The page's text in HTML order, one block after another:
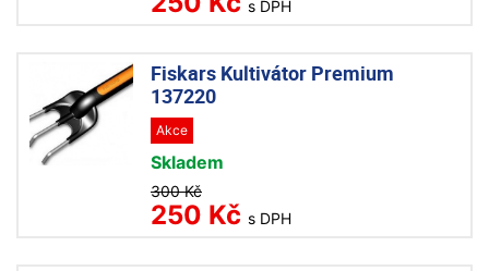
s DPH
Fiskars Kultivátor Premium
137220
Akce
Skladem
300 Kč
250 Kč s DPH